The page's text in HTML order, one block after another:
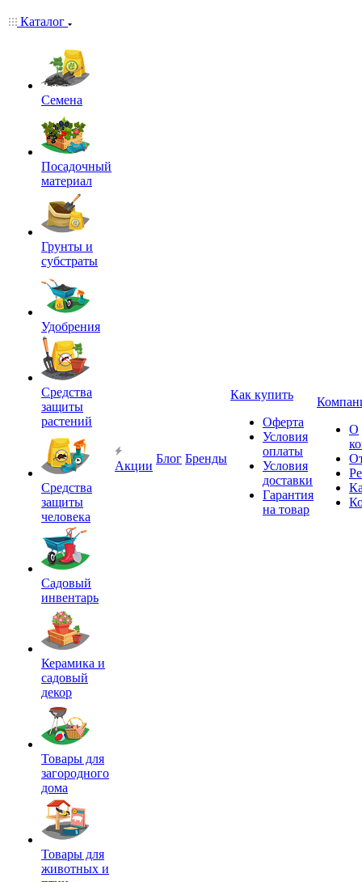
Каталог
Семена
Посадочный
материал
Грунты и
субстраты
Удобрения
Средства
защиты
растений
Средства
защиты
человека
Садовый
инвентарь
Керамика и
садовый
декор
Товары для
загородного
дома
Товары для
животных и
Акции
Блог Бренды
Как купить
Оферта
Условия
оплаты
Условия
доставки
Гарантия
на товар
О